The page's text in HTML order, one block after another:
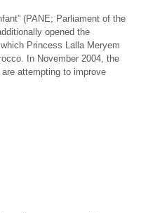
(PANE; Parliament of the
opened the
Princess Lalla Meryem
In November 2004, the
attempting to improve